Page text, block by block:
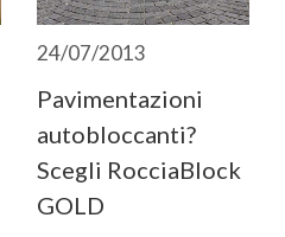
24/07/2013
Pavimentazioni
autobloccanti?
Scegli RocciaBlock
GOLD